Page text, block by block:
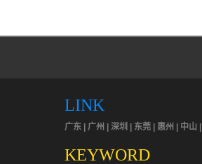
LINK
广东 | 广州 | 深圳 | 东莞 | 惠州 | 中山
KEYWORD